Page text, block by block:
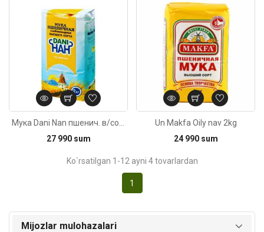
27 990 sum
Un Makfa Oily nav 2kg
24 990 sum
Ko`rsatilgan 1-12 ayni 4 tovarlardan
1
Mijozlar mulohazalari